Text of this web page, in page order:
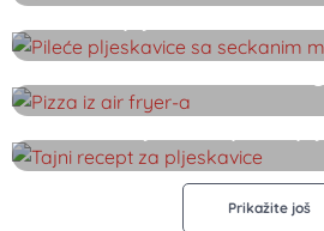
Pileće pljeskavice sa
Prikažite još